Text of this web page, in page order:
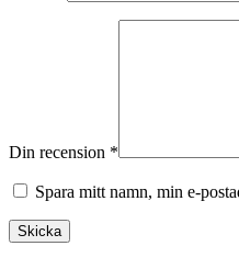
Din recension *
Spara mitt namn, min e-
Skicka